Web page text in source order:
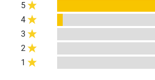
5
4
3
2
1